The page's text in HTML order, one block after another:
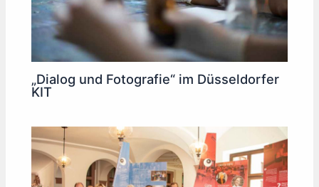
„Dialog und Fotografie“ im Düsseldorfer
KIT